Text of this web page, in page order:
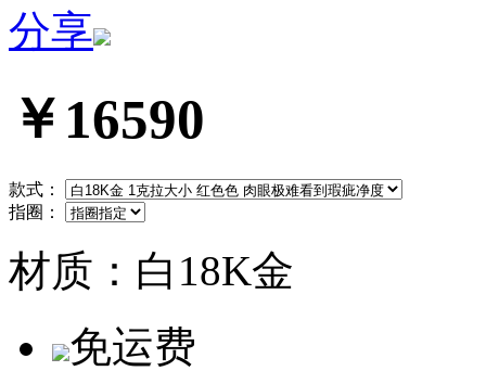
分享
￥16590
款式：
指圈：
材质： 白18K金
免运费